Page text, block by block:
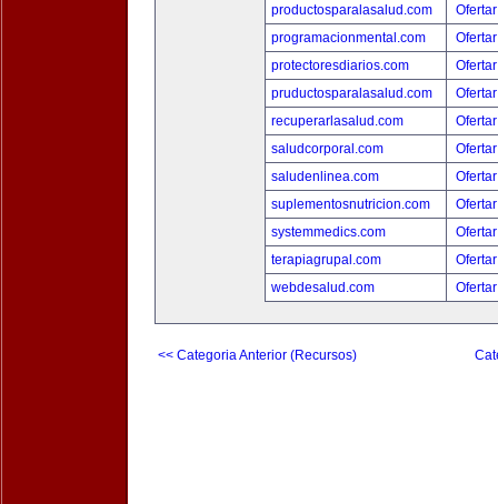
productosparalasalud.com
programacionmental.com
protectoresdiarios.com
pruductosparalasalud.com
recuperarlasalud.com
saludcorporal.com
saludenlinea.com
suplementosnutricion.com
systemmedics.com
terapiagrupal.com
webdesalud.com
<< Categoria Anterior (Recursos)